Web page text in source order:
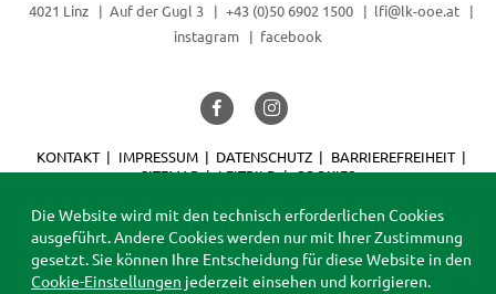
4021 Linz
Auf der Gugl 3 +43 (0)50 6902 1500
lfi@lk-ooe.at
instagram
facebook
KONTAKT IMPRESSUM DATENSCHUTZ
BARRIEREFREIHEIT
SITEMAP
LEITBILD COOKIES
Die Website wird mit den technisch erforderlichen Cookies
ausgeführt. Andere Cookies werden nur mit Ihrer Zustimmung
gesetzt. Sie können Ihre Entscheidung für diese Website in den
Cookie-Einstellungen jederzeit einsehen und korrigieren.